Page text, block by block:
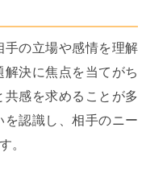
の立場や感情を理解
決に焦点を当てがち
感を求めることが多
認識し、相手のニー
。